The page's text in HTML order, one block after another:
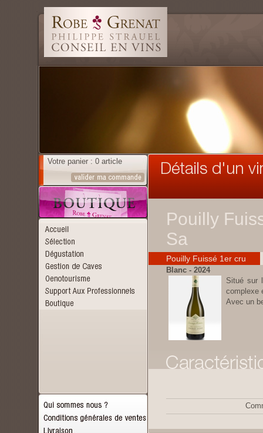
Votre panier : 0 article
Pouilly
Sa
Pouilly Fuissé 1er cru
Blanc - 2024
Situé sur
complexe
Avec un